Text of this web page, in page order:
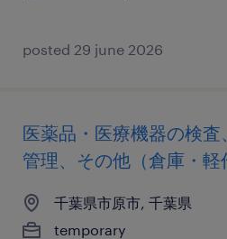
posted 29 june 2026
医薬品・医療機器の検
管理、その他（倉庫・軽
千葉県市原市, 千葉県
temporary